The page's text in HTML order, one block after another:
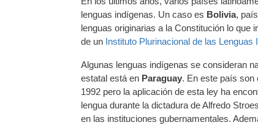
lenguas indígenas. Un caso es Bolivia,
lenguas originarias a la Constitución lo
de un Instituto Plurinacional de las Lenguas
Algunas lenguas indígenas se consideran
estatal está en Paraguay. En este país son
1992 pero la aplicación de esta ley ha
lengua durante la dictadura de Alfredo
en las instituciones gubernamentales.